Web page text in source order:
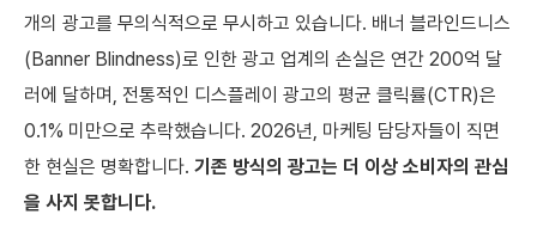
개의 광고를 무의식적으로 무시하고 있습니다. 배너 블라인드니스
(Banner Blindness)로 인한 광고 업계의 손실은 연간 200억 달
러에 달하며, 전통적인 디스플레이 광고의 평균 클릭률(CTR)은
0.1% 미만으로 추락했습니다. 2026년, 마케팅 담당자들이 직면
한 현실은 명확합니다. 기존 방식의 광고는 더 이상 소비자의 관심
을 사지 못합니다.